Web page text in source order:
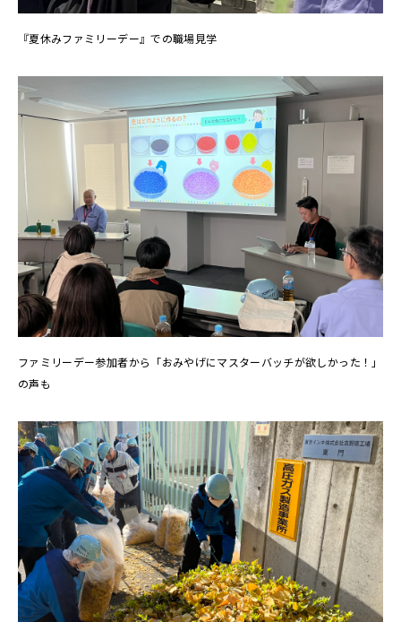
『夏休みファミリーデー』での職場見学
ファミリーデー参加者から「おみやげにマスターバッチが欲しかった！」
の声も